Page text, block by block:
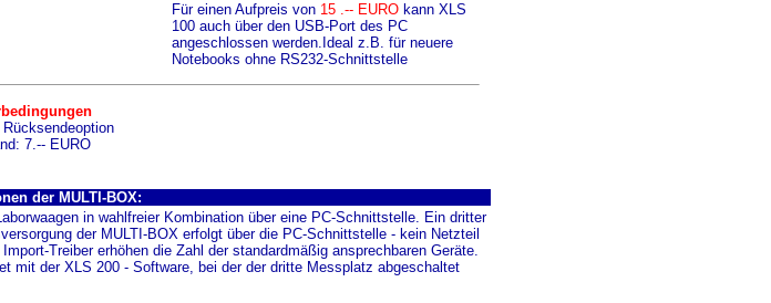
Für einen Aufpreis von 15 .-- EUROkann XLS
100 auch über den USB-Port des PC
angeschlossen werden.Ideal z.B. für neuere
Notebooks ohne RS232-Schnittstelle
Rücksendeoption
7.-- EURO
der MULTI-BOX:
in wahlfreier Kombination über eine PC-Schnittstelle. Ein dritter
der MULTI-BOX erfolgt über die PC-Schnittstelle - kein Netzteil
Treiber erhöhen die Zahl der standardmäßig ansprechbaren Geräte.
mit der XLS 200 - Software, bei der der dritte Messplatz abgeschaltet